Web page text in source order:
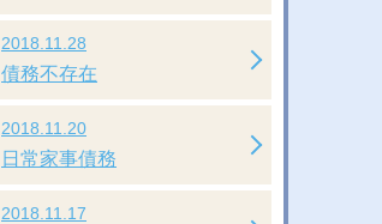
2018.11.28
債務不存在
2018.11.20
日常家事債務
2018.11.17